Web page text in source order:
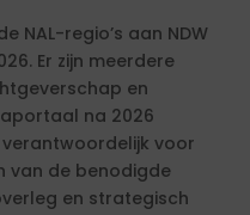
NAL-regio’s aan NDW
Er zijn meerdere
en
na 2026
voor
van de benodigde
en strategisch